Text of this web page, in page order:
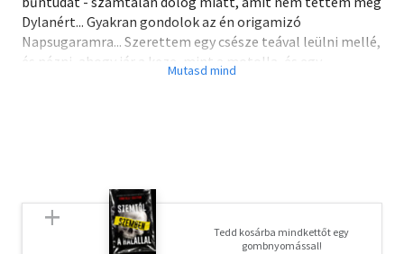
Dylanért... Gyakran gondolok az én origamizó
Napsugaramra... Szerettem egy csésze teával leülni mellé,
és nézni, ahogy jár a keze, mint a motolla, és egy
papírlapból békát, medvét, ollós rákot varázsol. Mindig
véltem magamról, a fiamról, a családomról, és hol rémmé
változott a fiú, hol a rém vissza fiúvá." Sue Klebold annak a
középiskolás fiúnak az édesanyja, aki másodmagával
Tedd kosárba mindkettőt egy
gombnyomással!